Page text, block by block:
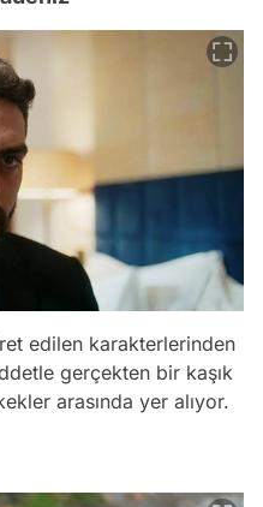
edilen karakterlerinden
gerçekten bir kaşık
arasında yer alıyor.